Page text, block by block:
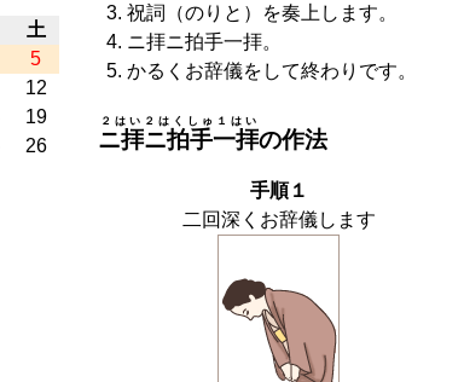
土
5
12
19
26
祝詞（のりと）を奏上します。
ニ拝ニ拍手一拝。
かるくお辞儀をして終わりです。
ニ拝ニ拍手一拝
２はい２はくしゅ１はい
の作法
手順１
二回深くお辞儀します